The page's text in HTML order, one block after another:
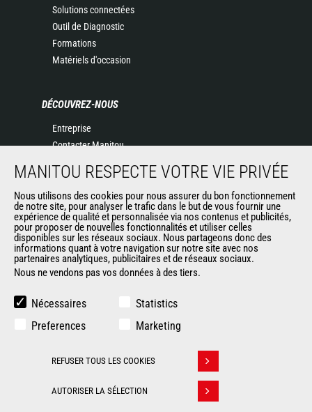
Solutions connectées
Outil de Diagnostic
Formations
Matériels d'occasion
DÉCOUVREZ-NOUS
Entreprise
Contacter Manitou
Politique de protection des données
Evénements
Actualités
Historique
AUTRES SITES DU GROUPE
Manitou Group
Used Manitou Machines
Gehl
MANITOU RESPECTE VOTRE VIE PRIVÉE
Nous utilisons des cookies pour nous assurer du bon fonctionnement
de notre site, pour analyser le trafic dans le but de vous fournir une
expérience de qualité et personnalisée via nos contenus et publicités,
pour proposer de nouvelles fonctionnalités et utiliser celles
disponibles sur les réseaux sociaux. Nous partageons donc des
informations quant à votre navigation sur notre site avec nos
partenaires analytiques, publicitaires et de réseaux sociaux.
Nous ne vendons pas vos données à des tiers.
Nécessaires
Statistics
Preferences
Marketing
REFUSER TOUS LES COOKIES
AUTORISER LA SÉLECTION